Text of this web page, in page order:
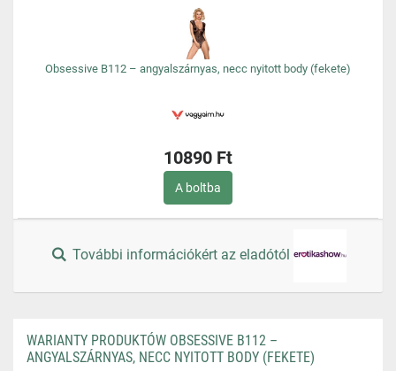
Obsessive B112 – angyalszárnyas, necc nyitott body (fekete)
10890 Ft
A boltba
További információkért az eladótól
WARIANTY PRODUKTÓW OBSESSIVE B112 –
ANGYALSZÁRNYAS, NECC NYITOTT BODY (FEKETE)